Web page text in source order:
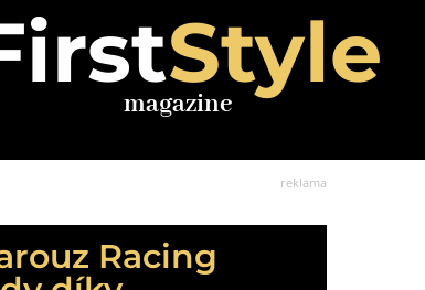
Style
magazine
reklama
Racing